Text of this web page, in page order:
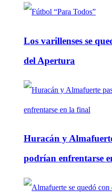
Los varillenses se
del Apertura
Huracán y
podrían enfrentarse